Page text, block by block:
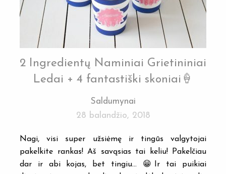
2 Ingredientų Naminiai Grietininiai
Ledai + 4 fantastiški skoniai🍦
Saldumynai
28 balandžio, 2018
Nagi, visi super užsiėmę ir tingūs valgytojai
pakelkite rankas! Aš savąsias tai keliu! Pakelčiau
dar ir abi kojas, bet tingiu… 😁Ir tai puikiai